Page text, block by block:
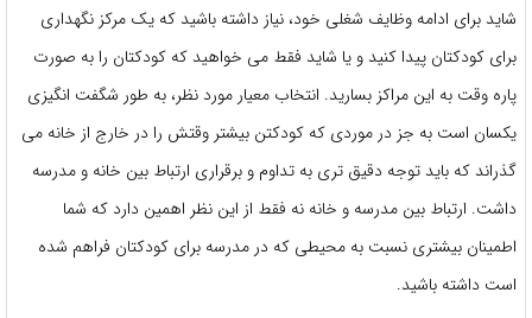
شاید برای ادامه وظایف شغلی خود، نیاز داشته باشید که یک مرکز نگهداری
برای کودکتان پیدا کنید و یا شاید فقط می خواهید که کودکتان را به صورت
پاره وقت به این مراکز بسارید. انتخاب معیار مورد نظر، به طور شگفت انگیزی
یکسان است به جز در موردی که کودکتن بیشتر وقتش را در خارج از خانه می
گذراند که باید توجه دقیق تری به تداوم و برقراری ارتباط بین خانه و مدرسه
داشت. ارتباط بین مدرسه و خانه نه فقط از این نظر اهمین دارد که شما
اطمینان بیشتری نسبت به محیطی که در مدرسه برای کودکتان فراهم شده
است داشته باشید.